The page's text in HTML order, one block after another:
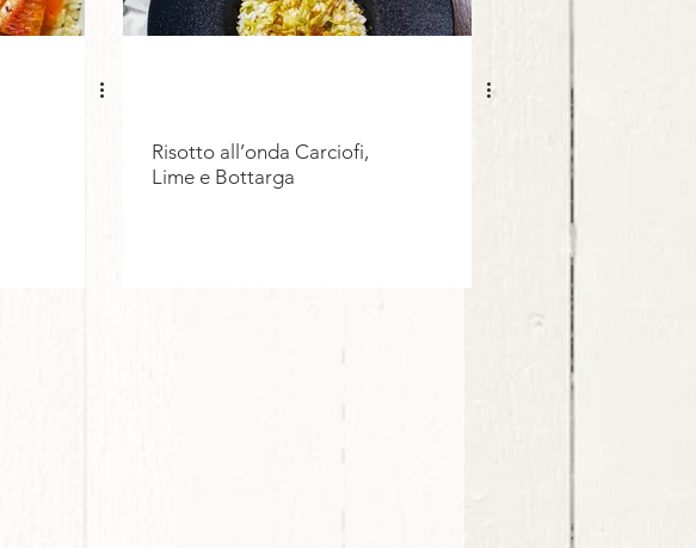
Risotto all’onda Carciofi,
Lime e Bottarga